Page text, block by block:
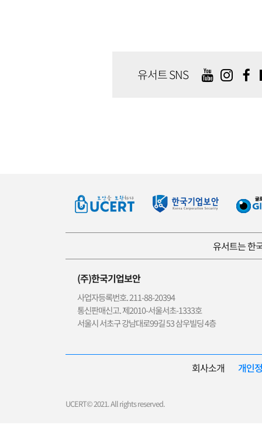
유서트 SNS
유서트는 한
(주)한국기업보안
사업자등록번호. 211-88-20394
통신판매신고. 제2010-서울서초-1333호
서울시 서초구 강남대로99길 53 삼우빌딩 4층
회사소개 개인
UCERT© 2021. All rights reserved.